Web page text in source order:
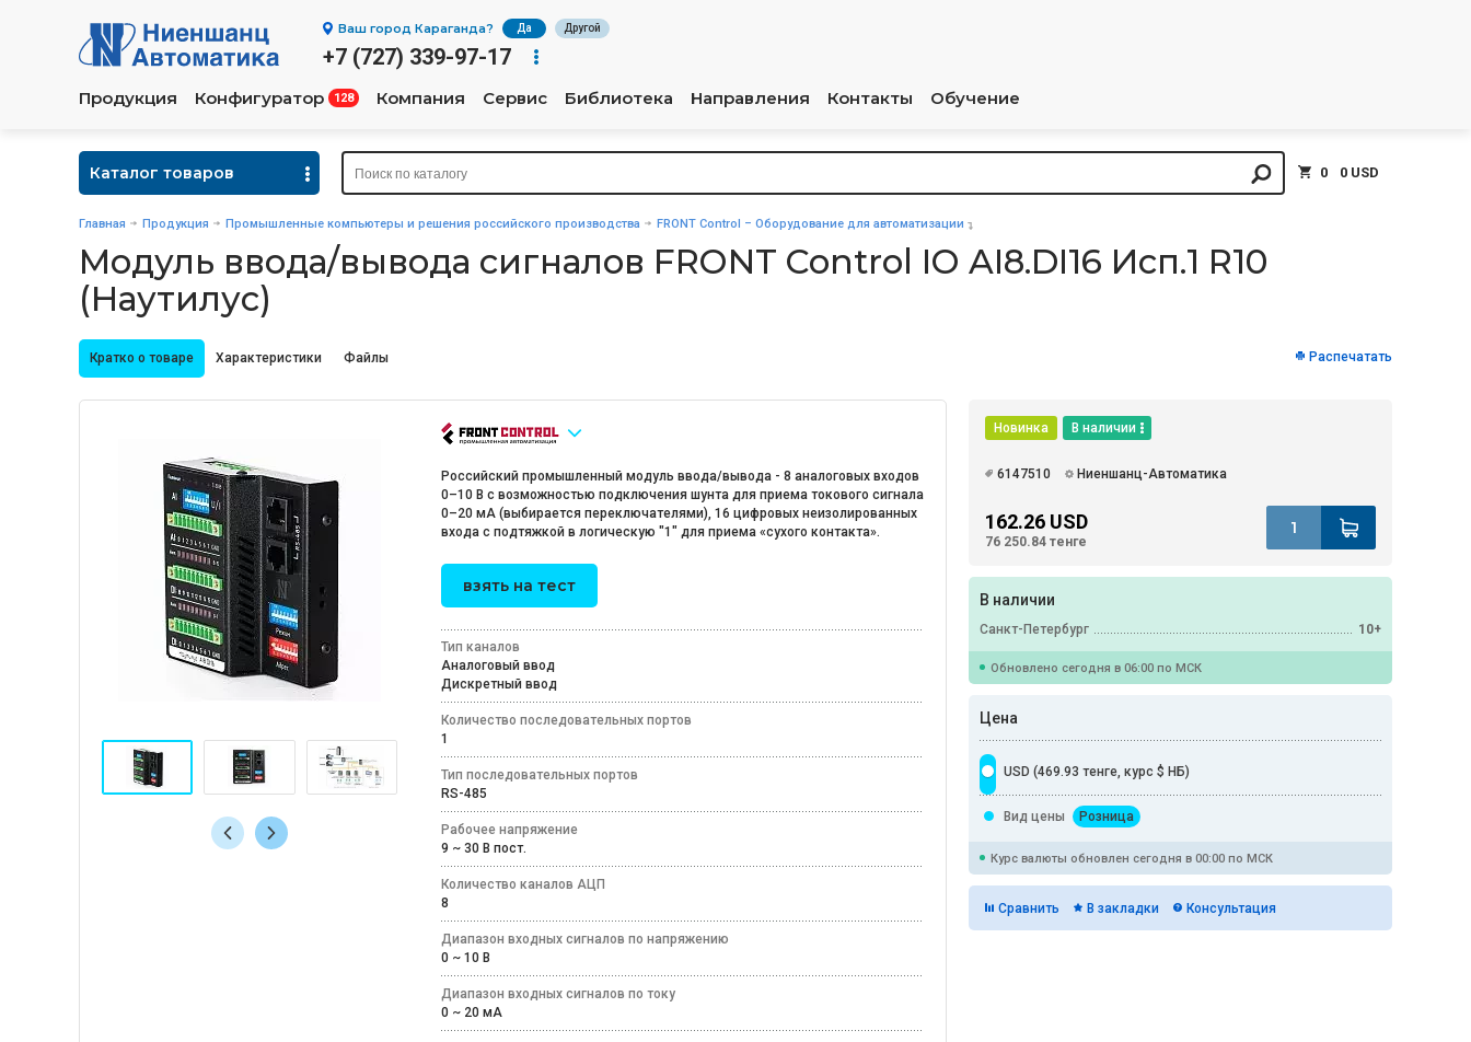
Ваш город Караганда? Да Другой
+7 (727) 339-97-17
Продукция Конфигуратор 128 Компания Сервис Библиотека Направления Контакты Обучение
Каталог товаров 0 0 USD
Главная Продукция Промышленные компьютеры и решения российского производства FRONT Control – Оборудование для автоматизации
Модуль ввода/вывода сигналов FRONT Control IO AI8.DI16 Исп.1 R10
(Наутилус)
Кратко о товаре Характеристики Файлы Распечатать
Новинка В наличии
6147510 Ниеншанц-Автоматика
162.26 USD
76 250.84 тенге
В наличии
Санкт-Петербург 10+
Обновлено сегодня в 06:00 по МСК
Цена
USD (469.93 тенге, курс $ НБ)
Вид цены Розница
Курс валюты обновлен сегодня в 00:00 по МСК
Сравнить В закладки Консультация
Российский промышленный модуль ввода/вывода - 8 аналоговых входов
0–10 В с возможностью подключения шунта для приема токового сигнала
0–20 мА (выбирается переключателями), 16 цифровых неизолированных
входа с подтяжкой в логическую "1" для приема «сухого контакта».
взять на тест
Тип каналов
Аналоговый ввод
Дискретный ввод
Количество последовательных портов
1
Тип последовательных портов
RS-485
Рабочее напряжение
9 ~ 30 В пост.
Количество каналов АЦП
8
Диапазон входных сигналов по напряжению
0 ~ 10 В
Диапазон входных сигналов по току
0 ~ 20 мА